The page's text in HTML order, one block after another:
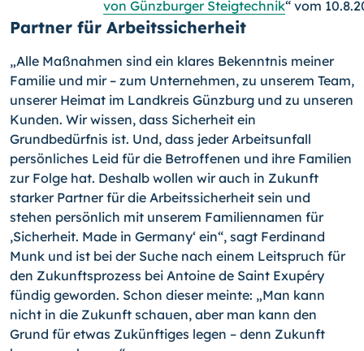
von Günzburger Steigtechnik“ vom
Partner für Arbeitssicherheit
„Alle Maßnahmen sind ein klares Bekenntnis meiner
Familie und mir – zum Unternehmen, zu unserem Team,
unserer Heimat im Landkreis Günzburg und zu unseren
Kunden. Wir wissen, dass Sicherheit ein
Grundbedürfnis ist. Und, dass jeder Arbeitsunfall
persönliches Leid für die Betroffenen und ihre Familien
zur Folge hat. Deshalb wollen wir auch in Zukunft
starker Partner für die Arbeitssicherheit sein und
stehen persönlich mit unserem Familiennamen für
‚Sicherheit. Made in Germany‘ ein“, sagt Ferdinand
Munk und ist bei der Suche nach einem Leitspruch für
den Zukunftsprozess bei Antoine de Saint Exupéry
fündig geworden. Schon dieser meinte: „Man kann
nicht in die Zukunft schauen, aber man kann den
Grund für etwas Zukünftiges legen – denn Zukunft